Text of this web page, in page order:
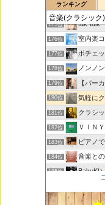
ランキング
174位 思えば
175位 tak-talk
176位 室内楽
177位 ボチェ
178位 ノンノ
179位 【パー
180位 気軽に
181位 クラシ
182位 ＶＩＮ
183位 ピアノ
184位 音楽と
185位 BakuKla
187位 ときど